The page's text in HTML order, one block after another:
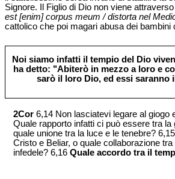
Signore. Il Figlio di Dio non viene
est [enim] corpus meum / distorta nel
cattolico che poi magari abusa dei bambini
Noi siamo infatti il tempio del Dio
ha detto: "Abiterò in mezzo a loro e
sarò il loro Dio, ed essi saranno
2Cor 6,14 Non lasciatevi legare al giogo
Quale rapporto infatti ci può essere tra la
quale unione tra la luce e le tenebre?
Cristo e Beliar, o quale collaborazione tra
infedele? 6,16 Quale accordo tra il